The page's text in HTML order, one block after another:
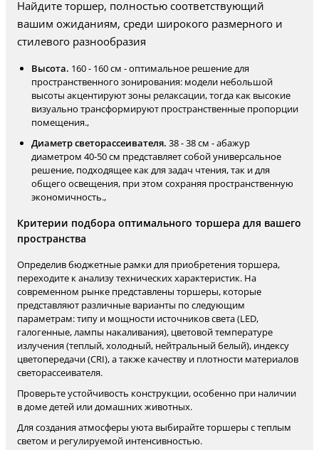
Найдите торшер, полностью соответствующий
вашим ожиданиям, среди широкого размерного и
стилевого разнообразия
Высота. 160 - 160 см - оптимальное решение для
пространственного зонирования: модели небольшой
высоты акцентируют зоны релаксации, тогда как высокие
визуально трансформируют пространственные пропорции
помещения.,
Диаметр светорассеивателя. 38 - 38 см - абажур
диаметром 40-50 см представляет собой универсальное
решение, подходящее как для задач чтения, так и для
общего освещения, при этом сохраняя пространственную
экономичность.,
Критерии подбора оптимального торшера для вашего
пространства
Определив бюджетные рамки для приобретения торшера,
переходите к анализу технических характеристик. На
современном рынке представлены торшеры, которые
представляют различные варианты по следующим
параметрам: типу и мощности источников света (LED,
галогенные, лампы накаливания), цветовой температуре
излучения (теплый, холодный, нейтральный белый), индексу
цветопередачи (CRI), а также качеству и плотности материалов
светорассеивателя.
Проверьте устойчивость конструкции, особенно при наличии
в доме детей или домашних животных.
Для создания атмосферы уюта выбирайте торшеры с теплым
светом и регулируемой интенсивностью.